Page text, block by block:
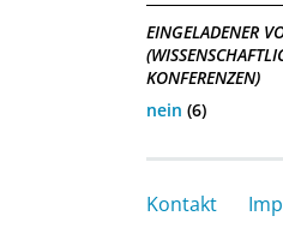
EINGELADENER
KONFERENZEN)
nein (6)
Kontakt